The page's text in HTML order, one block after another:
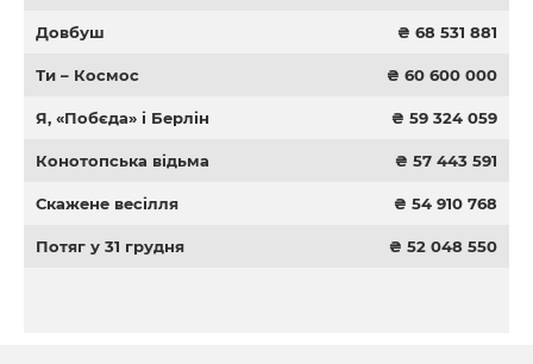
Довбуш ₴ 68 531 881
Ти – Космос ₴ 60 600 000
Я, «Побєда» і Берлін ₴ 59 324 059
Конотопська відьма ₴ 57 443 591
Скажене весілля ₴ 54 910 768
Потяг у 31 грудня ₴ 52 048 550